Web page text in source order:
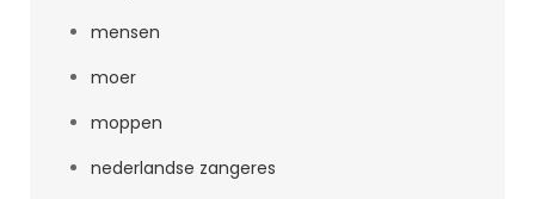
mensen
moer
moppen
nederlandse zangeres